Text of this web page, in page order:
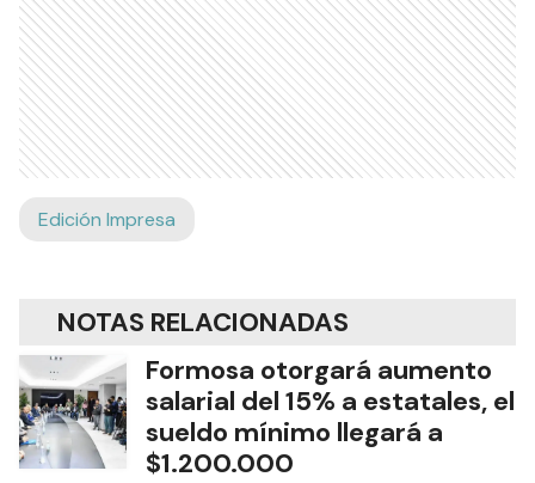
Edición Impresa
NOTAS RELACIONADAS
Formosa otorgará aumento
salarial del 15% a estatales, el
sueldo mínimo llegará a
$1.200.000